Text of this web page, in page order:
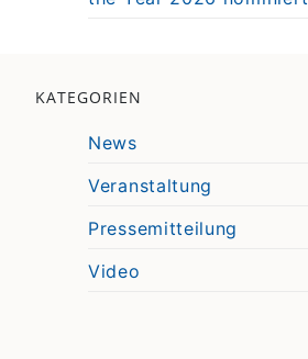
KATEGORIEN
News
Veranstaltung
Pressemitteilung
Video